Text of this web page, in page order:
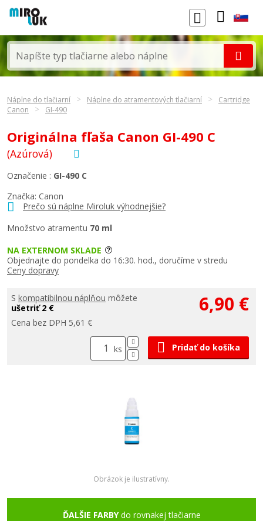
Náplne do tlačiarní Náplne do atramentových tlačiarní
Cartridge
Canon
GI-490
Originálna fľaša Canon GI-490 C
(Azúrová)
Značka: Canon
Prečo sú náplne Miroluk výhodnejšie?
Množstvo atramentu 70 ml
Označenie : GI-490 C
NA EXTERNOM SKLADE
Objednajte do pondelka do 16:30. hod., doručíme v stredu
Ceny dopravy
S kompatibilnou náplňou môžete
ušetriť 2 €
Cena bez DPH 5,61 €
6,90 €
ks Pridať do košíka
Obrázok je ilustratívny.
ĎALŠIE FARBYdo rovnakej tlačiarne